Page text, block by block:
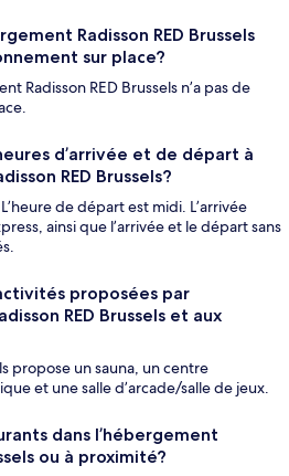
Radisson RED Brussels
sur place?
Radisson RED Brussels n’a pas de
d’arrivée et de départ à
RED Brussels?
de départ est midi. L’arrivée
ainsi que l’arrivée et le départ sans
proposées par
RED Brussels et aux
propose un sauna, un centre
et une salle d’arcade/salle de jeux.
dans l’hébergement
ou à proximité?